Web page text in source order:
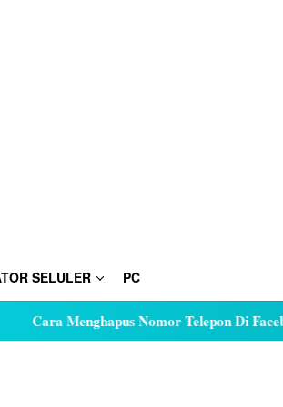
SELULER PC
Cara Menghapus Nomor Telepon Di Facebook